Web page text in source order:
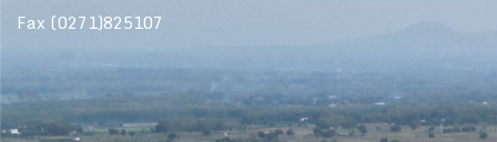
Fax (0271)825107